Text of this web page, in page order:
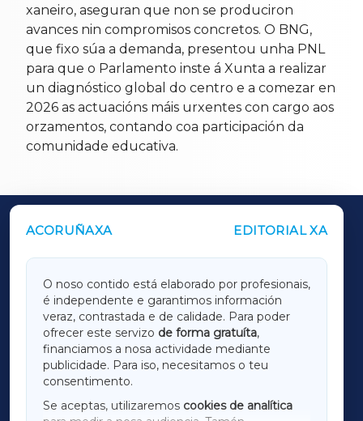
xaneiro, aseguran que non se produciron
avances nin compromisos concretos. O BNG,
que fixo súa a demanda, presentou unha PNL
para que o Parlamento inste á Xunta a realizar
un diagnóstico global do centro e a comezar en
2026 as actuacións máis urxentes con cargo aos
orzamentos, contando coa participación da
comunidade educativa.
ACORUÑAXA EDITORIAL XA
O noso contido está elaborado por profesionais,
é independente e garantimos información
veraz, contrastada e de calidade. Para poder
ofrecer este servizo de forma gratuíta,
financiamos a nosa actividade mediante
publicidade. Para iso, necesitamos o teu
consentimento.
Se aceptas, utilizaremos cookies de analítica
OUTROS PERIÓDICOS
LUGOXA
TERRACHAXA